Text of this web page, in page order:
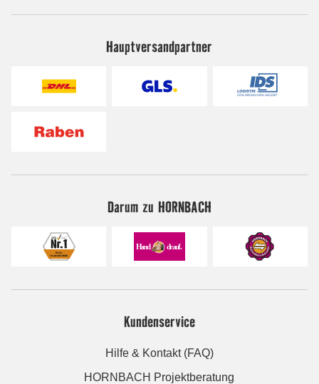
Hauptversandpartner
Darum zu HORNBACH
Kundenservice
Hilfe & Kontakt (FAQ)
HORNBACH Projektberatung